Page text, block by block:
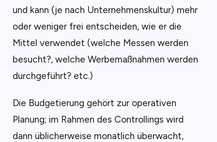
und kann (je nach Unternehmenskultur) mehr
oder weniger frei entscheiden, wie er die
Mittel verwendet (welche Messen werden
besucht?, welche Werbemaßnahmen werden
durchgeführt? etc.)
Die Budgetierung gehört zur operativen
Planung; im Rahmen des Controllings wird
dann üblicherweise monatlich überwacht,